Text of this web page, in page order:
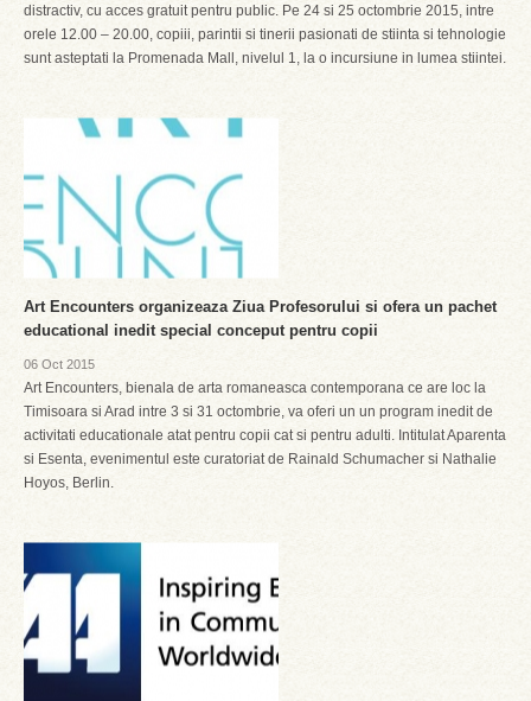
distractiv, cu acces gratuit pentru public. Pe 24 si 25 octombrie 2015, intre
orele 12.00 – 20.00, copiii, parintii si tinerii pasionati de stiinta si tehnologie
sunt asteptati la Promenada Mall, nivelul 1, la o incursiune in lumea stiintei.
Art Encounters organizeaza Ziua Profesorului si ofera un pachet
educational inedit special conceput pentru copii
06 Oct 2015
Art Encounters, bienala de arta romaneasca contemporana ce are loc la
Timisoara si Arad intre 3 si 31 octombrie, va oferi un un program inedit de
activitati educationale atat pentru copii cat si pentru adulti. Intitulat Aparenta
si Esenta, evenimentul este curatoriat de Rainald Schumacher si Nathalie
Hoyos, Berlin.